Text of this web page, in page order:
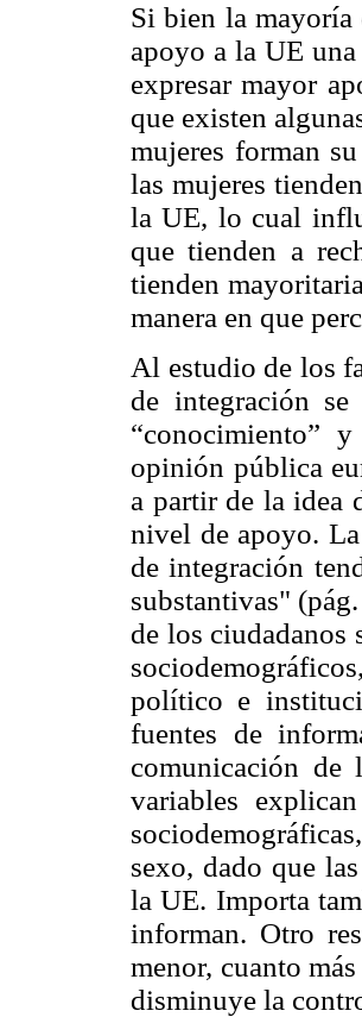
Si bien la mayoría
apoyo a la UE
expresar mayor
que existen
mujeres forman
las mujeres
la UE, lo cual
que tienden a
tienden
manera en que
Al estudio de los
de integración
“conocimiento” y
opinión pública
a partir de la idea
nivel de apoyo.
de integración
substantivas"
de los ciudadanos
político e
fuentes de
comunicación de
variables
sexo, dado que
la UE. Importa
informan. Otro
menor, cuanto
disminuye la